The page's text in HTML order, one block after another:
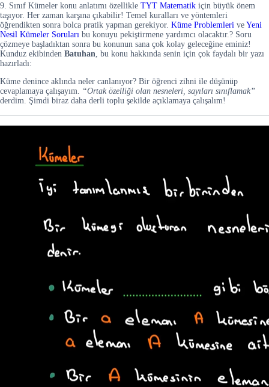
9. Sınıf Kümeler konu anlatımı özellikle TYT Matematik için büyük önem
taşıyor. Her zaman karşına çıkabilir! Temel kuralları ve yöntemleri
öğrendikten sonra bolca pratik yapman gerekiyor. Küme Problemleri ve Yeni
Nesil Kümeler Soruları bu konuyu pekiştirmene yardımcı olacaktır.? Soru
çözmeye başladıktan sonra bu konunun sana çok kolay geleceğine eminiz!
Kunduz ekibinden Batuhan , bu konu hakkında senin için çok faydalı bir yazı
hazırladı:
Küme denince aklında neler canlanıyor? Bir öğrenci zihni ile düşünüp
cevaplamaya çalışayım.
“Ortak özelliği olan nesneleri, sayıları sınıflamak”
derdim. Şimdi biraz daha derli toplu şekilde açıklamaya çalışalım!